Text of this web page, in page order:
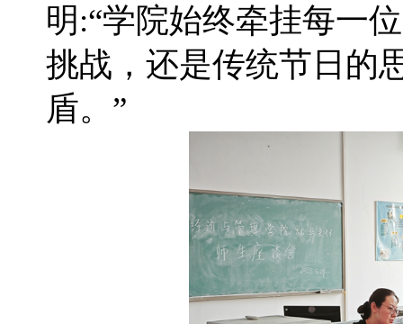
明:“学院始终牵挂每一
挑战，还是传统节日的
盾。”